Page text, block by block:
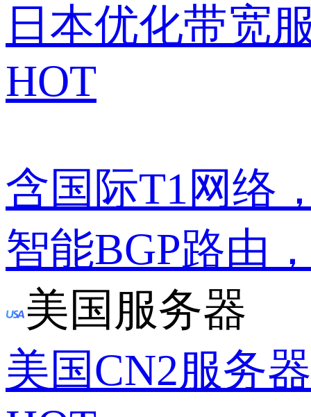
日本优化带宽
HOT
含国际T1网络
智能BGP路由
美国服务器
美国CN2服务器